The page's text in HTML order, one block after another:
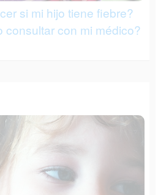
si mi hijo tiene fiebre?
consultar con mi médico?